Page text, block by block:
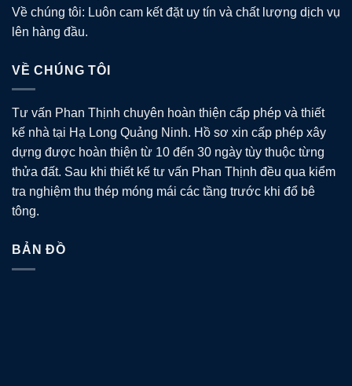
Về chúng tôi: Luôn cam kết đặt uy tín và chất lượng dịch vụ
lên hàng đầu.
VỀ CHÚNG TÔI
Tư vấn Phan Thịnh chuyên hoàn thiện cấp phép và thiết
kế nhà tại Hạ Long Quảng Ninh. Hồ sơ xin cấp phép xây
dựng được hoàn thiện từ 10 đến 30 ngày tùy thuộc từng
thửa đất. Sau khi thiết kế tư vấn Phan Thịnh đều qua kiểm
tra nghiệm thu thép móng mái các tầng trước khi đổ bê
tông.
BẢN ĐỒ